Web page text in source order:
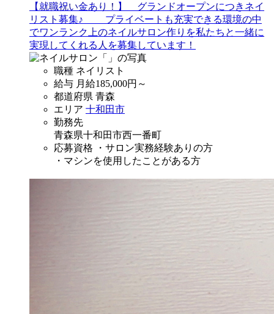
【就職祝い金あり！】 グランドオープンにつきネイ
リスト募集♪ プライベートも充実できる環境の中
でワンランク上のネイルサロン作りを私たちと一緒に
実現してくれる人を募集しています！
職種 ネイリスト
給与 月給185,000円～
都道府県 青森
エリア 十和田市
勤務先
青森県十和田市西一番町
応募資格
・サロン実務経験ありの方
・マシンを使用したことがある方